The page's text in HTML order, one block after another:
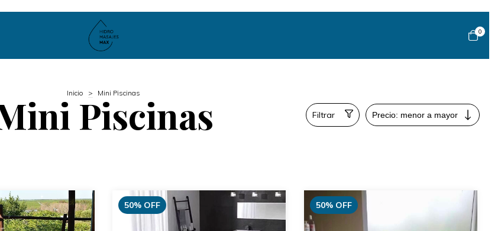
0
Inicio > Mini Piscinas
Piscinas Filtrar
50% OFF 50% OFF